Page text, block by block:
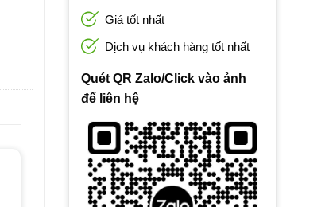
Giá tốt nhất
Dịch vụ khách hàng tốt nhất
Quét QR Zalo/Click vào ảnh
để liên hệ